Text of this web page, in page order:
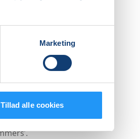
Marketing
Tillad alle cookies
skal
de